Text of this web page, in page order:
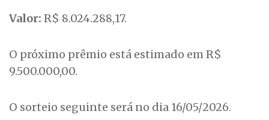
Valor: R$ 8.024.288,17.
O próximo prêmio está estimado em R$
9.500.000,00.
O sorteio seguinte será no dia 16/05/2026.